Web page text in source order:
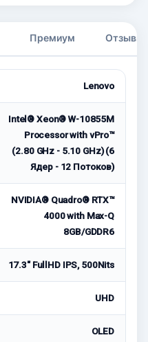
Премиум Отзывы
Lenovo
Intel® Xeon® W-10855M
Processor with vPro™
(2.80 GHz - 5.10 GHz) (6
Ядер - 12 Потоков)
NVIDIA® Quadro® RTX™
4000 with Max-Q
8GB/GDDR6
17.3" FullHD IPS, 500Nits
UHD
OLED